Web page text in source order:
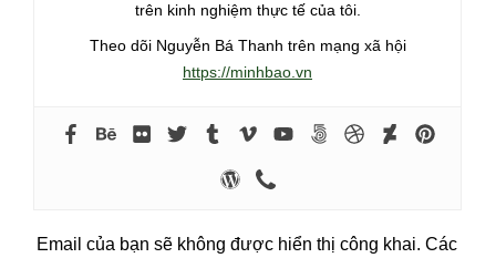
trên kinh nghiệm thực tế của tôi.
Theo dõi Nguyễn Bá Thanh trên mạng xã hội
https://minhbao.vn
Email của bạn sẽ không được hiển thị công khai. Các